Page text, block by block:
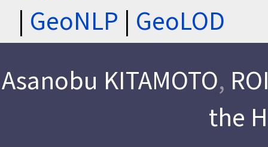
| GeoNLP | GeoLOD
Asanobu KITAMOTO,
the